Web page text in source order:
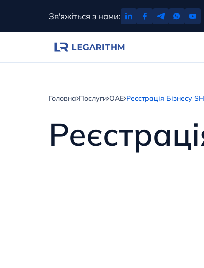
Зв'яжіться з нами:
Головна Послуги ОАЕ Реєстрація Бізнесу